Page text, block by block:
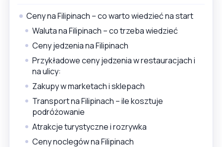
Ceny na Filipinach – co warto wiedzieć na start
Waluta na Filipinach – co trzeba wiedzieć
Ceny jedzenia na Filipinach
Przykładowe ceny jedzenia w restauracjach i
na ulicy:
Zakupy w marketach i sklepach
Transport na Filipinach – ile kosztuje
podróżowanie
Atrakcje turystyczne i rozrywka
Ceny noclegów na Filipinach